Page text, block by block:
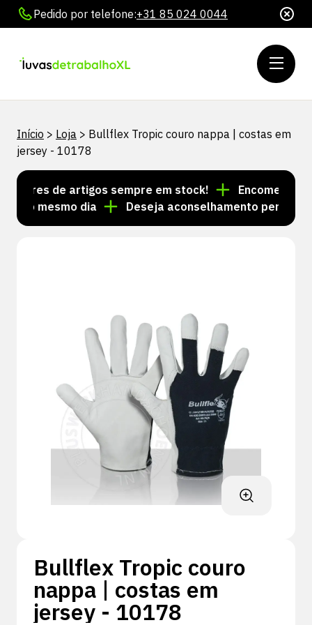
Pedido por telefone:+31 85 024 0044
Início > Loja > Bullflex Tropic couro nappa | costas em
jersey - 10178
de artigos sempre em stock!
Encomendas
mesmo dia
Deseja aconselhamento
Bullflex Tropic couro
nappa | costas em
jersey - 10178